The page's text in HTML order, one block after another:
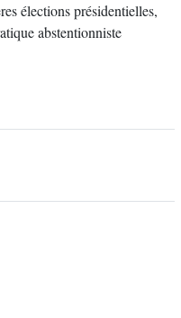
élections présidentielles,
abstentionniste